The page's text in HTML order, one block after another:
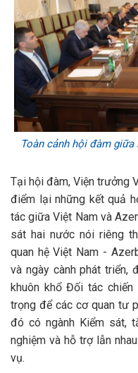
Toàn cảnh hội đàm
Tại hội đàm, Viện trưởng
điểm lại những kết quả
tác giữa Việt Nam và
sát hai nước nói riêng
quan hệ Việt Nam -
và ngày cành phát triển,
khuôn khổ Đối tác
trọng để các cơ quan tư
đó có ngành Kiểm sát,
nghiệm và hỗ trợ lẫn
vụ.